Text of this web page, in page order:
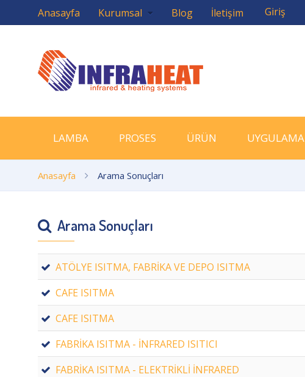
Anasayfa Kurumsal Blog İletişim Giriş
LAMBA PROSES ÜRÜN UYGULAMA
Anasayfa Arama Sonuçları
Arama Sonuçları
ATÖLYE ISITMA, FABRİKA VE DEPO ISITMA
CAFE ISITMA
CAFE ISITMA
FABRİKA ISITMA - İNFRARED ISITICI
FABRİKA ISITMA - ELEKTRİKLİ İNFRARED